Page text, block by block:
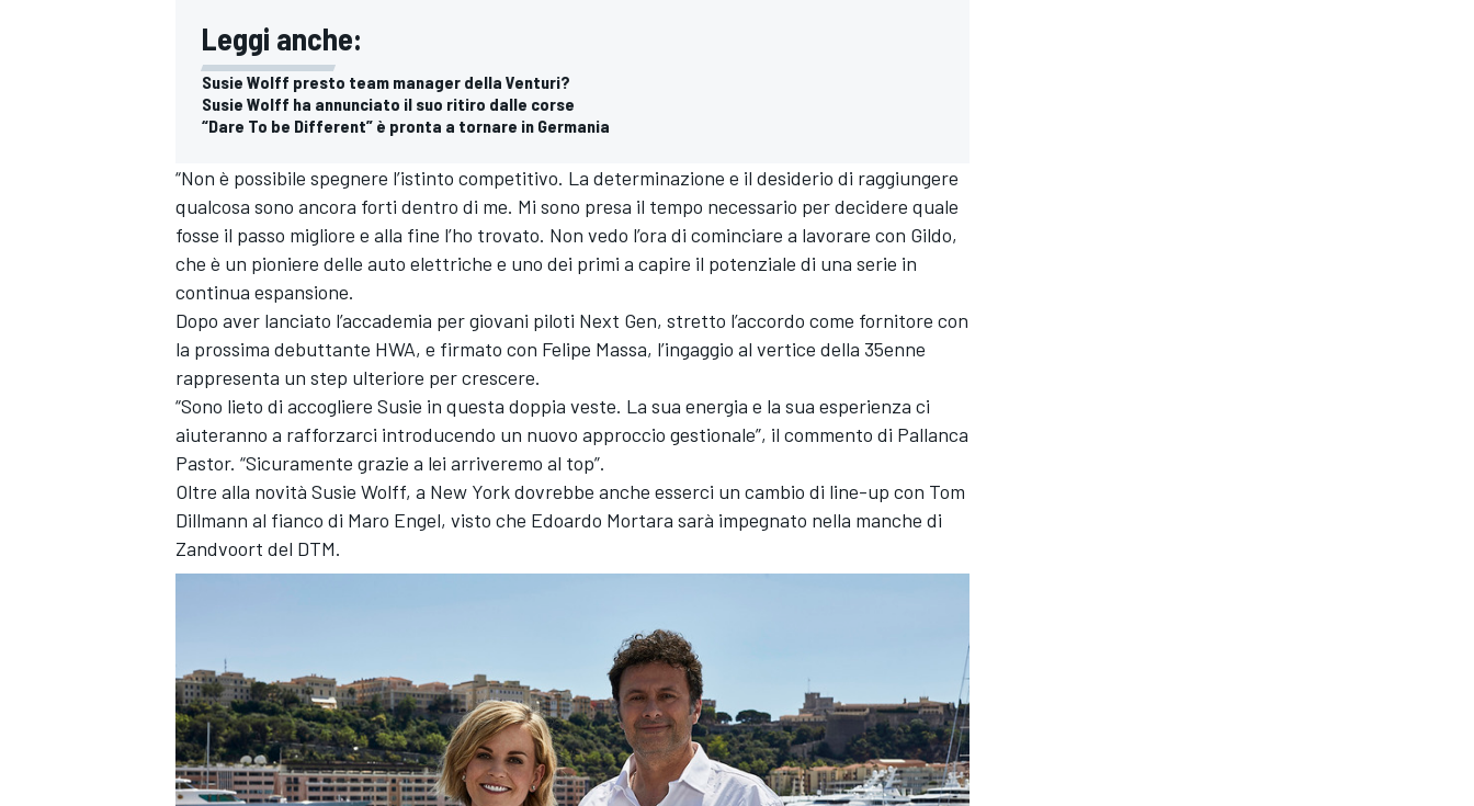
Leggi anche:
Susie Wolff presto team manager della Venturi?
Susie Wolff ha annunciato il suo ritiro dalle corse
“Dare To be Different” è pronta a tornare in Germania
“Non è possibile spegnere l’istinto competitivo. La determinazione e il desiderio di raggiungere
qualcosa sono ancora forti dentro di me. Mi sono presa il tempo necessario per decidere quale
fosse il passo migliore e alla fine l’ho trovato. Non vedo l’ora di cominciare a lavorare con Gildo,
che è un pioniere delle auto elettriche e uno dei primi a capire il potenziale di una serie in
continua espansione.
Dopo aver lanciato l’accademia per giovani piloti Next Gen, stretto l’accordo come fornitore con
la prossima debuttante HWA, e firmato con Felipe Massa, l’ingaggio al vertice della 35enne
rappresenta un step ulteriore per crescere.
“Sono lieto di accogliere Susie in questa doppia veste. La sua energia e la sua esperienza ci
aiuteranno a rafforzarci introducendo un nuovo approccio gestionale”, il commento di Pallanca
Pastor. “Sicuramente grazie a lei arriveremo al top”.
Oltre alla novità Susie Wolff, a New York dovrebbe anche esserci un cambio di line-up con Tom
Dillmann al fianco di Maro Engel, visto che Edoardo Mortara sarà impegnato nella manche di
Zandvoort del DTM.